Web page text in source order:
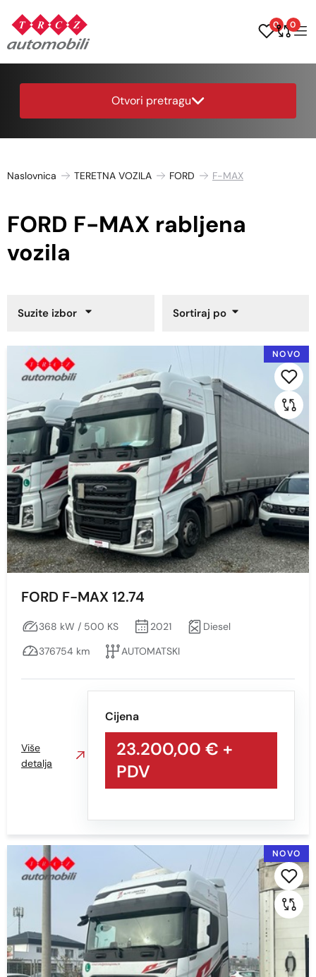
0 0
Otvori pretragu
Naslovnica TERETNA VOZILA FORD F-MAX
FORD F-MAX rabljena
vozila
Suzite izbor
2022
2021
Cijena
Min Max
Obriši
Snaga vozila KS
Min Max
Sortiraj po
NOVO
FORD F-MAX 12.74
368 kW / 500 KS 2021
Diesel
376754 km
AUTOMATSKI
Cijena
23.200,00 € +
PDV
Više
detalja
NOVO